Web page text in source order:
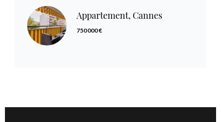
Appartement, Cannes
750 000 €